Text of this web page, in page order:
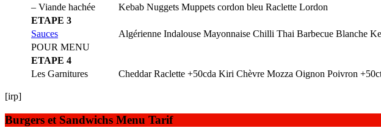
– Viande hachée
Kebab Nuggets Muppets cordon bleu Raclette Lordon
ETAPE 3
Sauces
Algérienne Indalouse Mayonnaise Chilli Thai Barbecue Blanche
POUR MENU
ETAPE 4
Les Garnitures
Cheddar Raclette +50cda Kiri Chèvre Mozza Oignon Poivron
[irp]
Burgers et Sandwichs Menu Tarif